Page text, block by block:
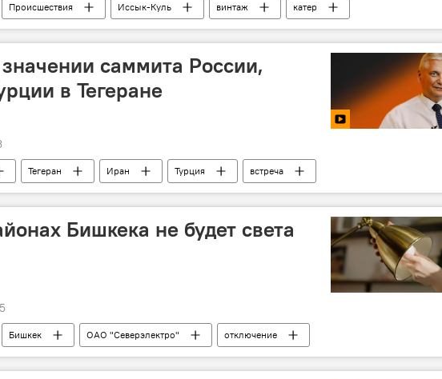
Происшествия Иссык-Куль винтаж катер
саммита России,
в Тегеране
Тегеран Иран Турция встреча
Бишкека не будет света
Бишкек ОАО "Северэлектро" отключение